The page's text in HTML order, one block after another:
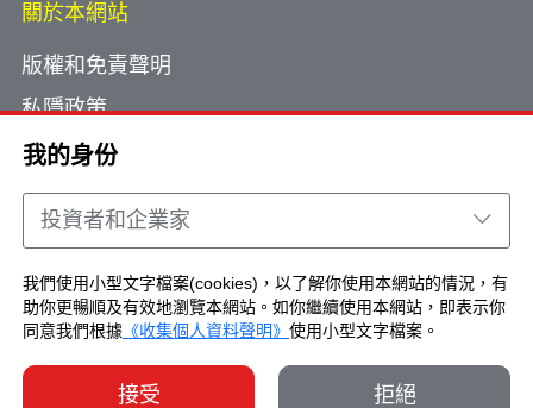
我的身份
投資者和企業家
我們使用小型文字檔案(cookies)，以了解你使用本網站的情況，有
助你更暢順及有效地瀏覽本網站。如你繼續使用本網站，即表示你
同意我們根據 《收集個人資料聲明》 使用小型文字檔案。
接受 拒絕
關於本網站
版權和免責聲明
私隱政策
使用小型文字檔案
網頁指南
聯絡我們
Copyright © Brand Hong Kong. All Rights
Reserved.